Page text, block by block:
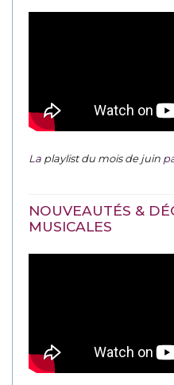
La playlist du mois de juin
NOUVEAUTÉS &
MUSICALES